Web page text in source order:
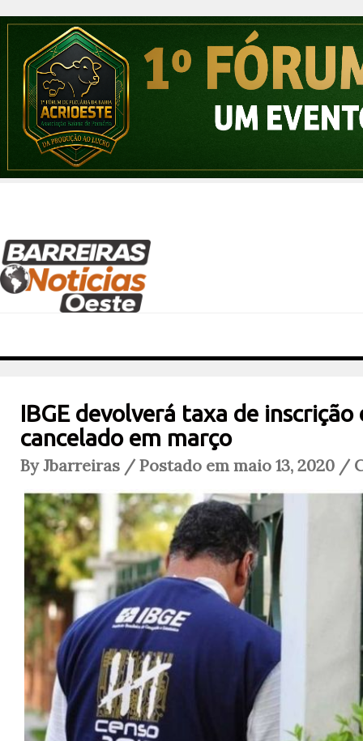
IBGE devolverá taxa de inscrição
cancelado em março
By Jbarreiras / Postado em maio 13, 2020 /